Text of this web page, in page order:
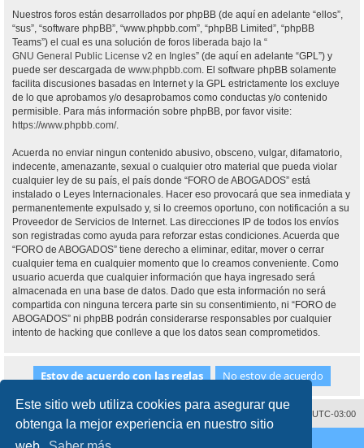
Este sitio web utiliza cookies para asegurar que
obtenga la mejor experiencia en nuestro sitio
Nuestros foros están desarrollados por phpBB (de aquí en adelante “ellos”,
“sus”, “software phpBB”, “www.phpbb.com”, “phpBB Limited”, “phpBB
Teams”) el cual es una solución de foros liberada bajo la “
GNU General Public License v2 en Ingles” (de aquí en adelante “GPL”) y
puede ser descargada de www.phpbb.com. El software phpBB solamente
facilita discusiones basadas en Internet y la GPL estrictamente los excluye
de lo que aprobamos y/o desaprobamos como conductas y/o contenido
permisible. Para más información sobre phpBB, por favor visite:
https://www.phpbb.com/.
Acuerda no enviar ningun contenido abusivo, obsceno, vulgar, difamatorio,
indecente, amenazante, sexual o cualquier otro material que pueda violar
cualquier ley de su país, el país donde “FORO de ABOGADOS” está
instalado o Leyes Internacionales. Hacer eso provocará que sea inmediata y
permanentemente expulsado y, si lo creemos oportuno, con notificación a su
Proveedor de Servicios de Internet. Las direcciones IP de todos los envíos
son registradas como ayuda para reforzar estas condiciones. Acuerda que
“FORO de ABOGADOS” tiene derecho a eliminar, editar, mover o cerrar
cualquier tema en cualquier momento que lo creamos conveniente. Como
usuario acuerda que cualquier información que haya ingresado será
almacenada en una base de datos. Dado que esta información no será
compartida con ninguna tercera parte sin su consentimiento, ni “FORO de
ABOGADOS” ni phpBB podrán considerarse responsables por cualquier
intento de hacking que conlleve a que los datos sean comprometidos.
Todos los horarios son UTC-03:00
Borrar cookies
Desarrollado por ® Forum Software © phpBB Limited